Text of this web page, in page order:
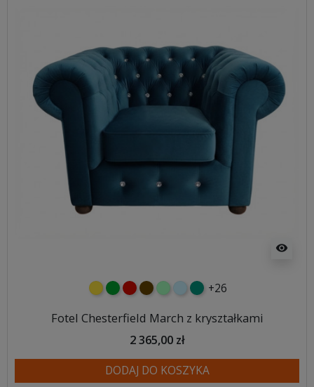
visibility
żółtyzielonyczerwony
czekoladowy
miętowybłękitny
turkusowy
+26
Fotel Chesterfield March z kryształkami
2 365,00 zł
DODAJ DO KOSZYKA